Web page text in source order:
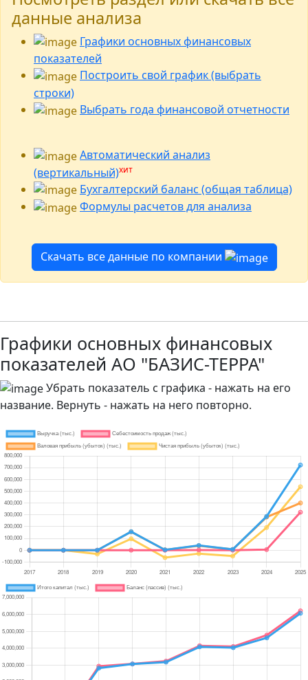
данные анализа
Графики основных финансовых
показателей
Построить свой график (выбрать
строки)
Выбрать года финансовой отчетности
Автоматический анализ
(вертикальный)хит
Бухгалтерский баланс (общая таблица)
Формулы расчетов для анализа
Скачать все данные по компании
Графики основных финансовых
показателей АО "БАЗИС-ТЕРРА"
Убрать показатель с графика - нажать на его
название. Вернуть - нажать на него повторно.